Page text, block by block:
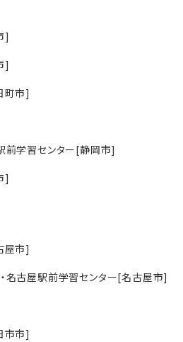
]
]
町市]
前学習センター[静岡市]
]
屋市]
名古屋駅前学習センター[名古屋市]
市市]